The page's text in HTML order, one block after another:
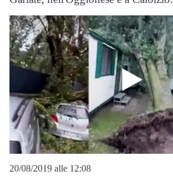
20/08/2019 alle 12:08